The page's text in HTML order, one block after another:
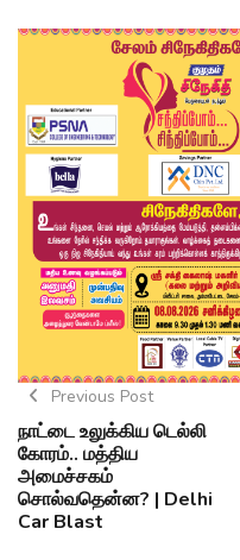
Previous Post
நாட்டை உலுக்கிய டெல்லி
கோரம்.. மத்திய
அமைச்சகம்
சொல்வதென்ன? | Delhi
Car Blast